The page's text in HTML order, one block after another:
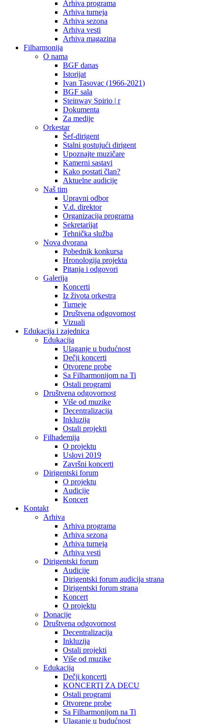
Arhiva programa
Arhiva turneja
Arhiva sezona
Arhiva vesti
Arhiva magazina
Filharmonija
O nama
BGF danas
Istorijat
Ivan Tasovac (1966-2021)
BGF sala
Steinway Spirio | r
Dokumenta
Za medije
Orkestar
Šef-dirigent
Stalni gostujući dirigent
Upoznajte muzičare
Kamerni sastavi
Kako postati član?
Aktuelne audicije
Naš tim
Upravni odbor
V.d. direktor
Organizacija programa
Sekretarijat
Tehnička služba
Nova dvorana
Pobednik konkursa
Hronologija projekta
Pitanja i odgovori
Galerija
Koncerti
Iz života orkestra
Turneje
Društvena odgovornost
Vizuali
Edukacija i zajednica
Edukacija
Ulaganje u budućnost
Dečji koncerti
Otvorene probe
Sa Filharmonijom na Ti
Ostali programi
Društvena odgovornost
Više od muzike
Decentralizacija
Inkluzija
Ostali projekti
Filhademija
O projektu
Uslovi 2019
Završni koncerti
Dirigentski forum
O projektu
Audicije
Koncert
Kontakt
Arhiva
Arhiva programa
Arhiva sezona
Arhiva turneja
Arhiva vesti
Dirigentski forum
Audicije
Dirigentski forum audicija strana
Dirigentski forum strana
Koncert
O projektu
Donacije
Društvena odgovornost
Decentralizacija
Inkluzija
Ostali projekti
Više od muzike
Edukacija
Dečji koncerti
KONCERTI ZA DECU
Ostali programi
Otvorene probe
Sa Filharmonijom na Ti
Ulaganje u budućnost